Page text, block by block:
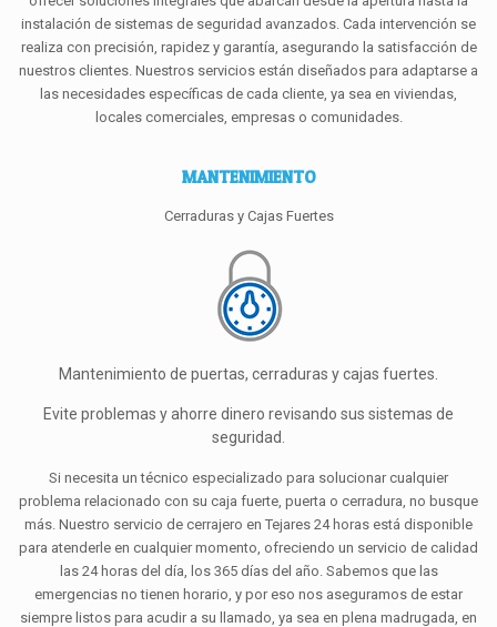
instalación de sistemas de seguridad avanzados. Cada intervención se
realiza con precisión, rapidez y garantía, asegurando la satisfacción de
nuestros clientes. Nuestros servicios están diseñados para adaptarse a
las necesidades específicas de cada cliente, ya sea en viviendas,
locales comerciales, empresas o comunidades.
MANTENIMIENTO
Cerraduras y Cajas Fuertes
Mantenimiento de puertas, cerraduras y cajas fuertes.
Evite problemas y ahorre dinero revisando sus sistemas de
seguridad.
Si necesita un técnico especializado para solucionar cualquier
problema relacionado con su caja fuerte, puerta o cerradura, no busque
más. Nuestro servicio de cerrajero en Tejares 24 horas está disponible
para atenderle en cualquier momento, ofreciendo un servicio de calidad
las 24 horas del día, los 365 días del año. Sabemos que las
emergencias no tienen horario, y por eso nos aseguramos de estar
siempre listos para acudir a su llamado, ya sea en plena madrugada, en